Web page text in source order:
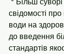
свідомості
води на
до введення
стандартів